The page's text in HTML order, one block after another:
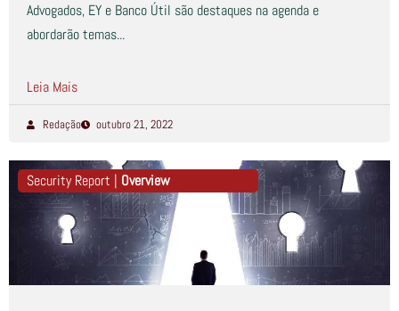
Advogados, EY e Banco Útil são destaques na agenda e
abordarão temas...
Leia Mais
Redação outubro 21, 2022
Security Report | Overview